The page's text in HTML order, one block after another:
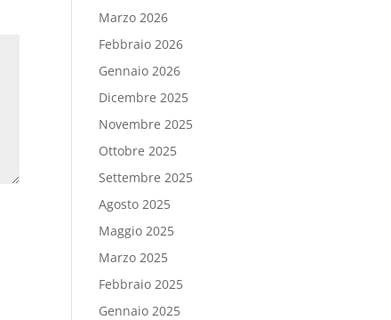
Marzo 2026
Febbraio 2026
Gennaio 2026
Dicembre 2025
Novembre 2025
Ottobre 2025
Settembre 2025
Agosto 2025
Maggio 2025
Marzo 2025
Febbraio 2025
Gennaio 2025